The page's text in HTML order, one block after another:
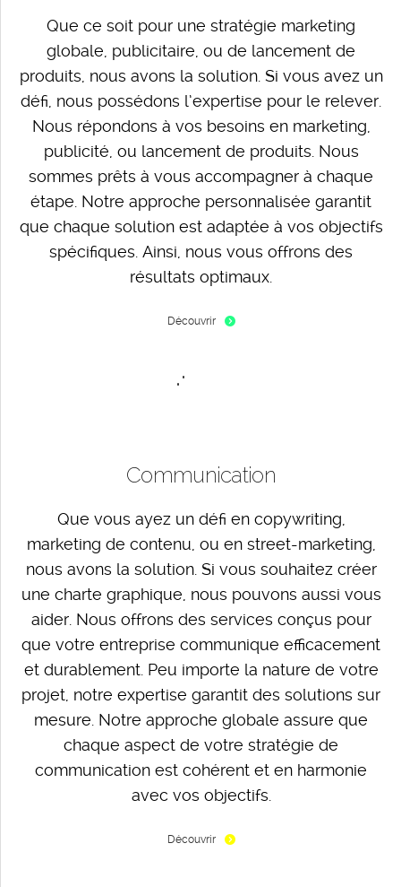
Que ce soit pour une stratégie marketing
globale, publicitaire, ou de lancement de
produits, nous avons la solution. Si vous avez un
défi, nous possédons l’expertise pour le relever.
Nous répondons à vos besoins en marketing,
publicité, ou lancement de produits. Nous
sommes prêts à vous accompagner à chaque
étape. Notre approche personnalisée garantit
que chaque solution est adaptée à vos objectifs
spécifiques. Ainsi, nous vous offrons des
résultats optimaux.
Découvrir
Communication
Que vous ayez un défi en copywriting,
marketing de contenu, ou en street-marketing,
nous avons la solution. Si vous souhaitez créer
une charte graphique, nous pouvons aussi vous
aider. Nous offrons des services conçus pour
que votre entreprise communique efficacement
et durablement. Peu importe la nature de votre
projet, notre expertise garantit des solutions sur
mesure. Notre approche globale assure que
chaque aspect de votre stratégie de
communication est cohérent et en harmonie
avec vos objectifs.
Découvrir